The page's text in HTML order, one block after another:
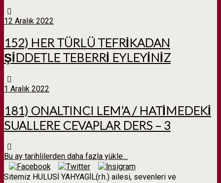
12 Aralık 2022
152) HER TÜRLÜ TEFRİKADAN
ŞİDDETLE TEBERRİ EYLEYİNİZ
1 Aralık 2022
181) ONALTINCI LEM’A / HATİMEDEKİ
SUALLERE CEVAPLAR DERS – 3
Bu ay tarihlilerden daha fazla yükle…
Sitemiz HULUSİ YAHYAGİL(r.h.) ailesi, sevenleri ve